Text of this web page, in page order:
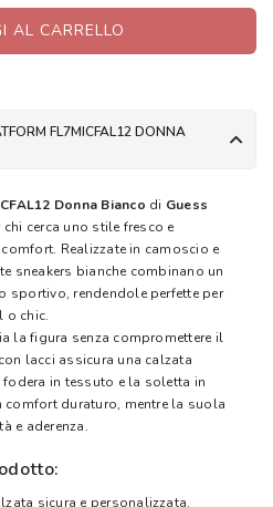
AL CARRELLO
FL7MICFAL12 DONNA
Donna Bianco di Guess
cerca uno stile fresco e
Realizzate in camoscio e
sneakers bianche combinano un
sportivo, rendendole perfette per
o chic.
la figura senza compromettere il
lacci assicura una calzata
in tessuto e la soletta in
duraturo, mentre la suola
e aderenza.
sicura e personalizzata.